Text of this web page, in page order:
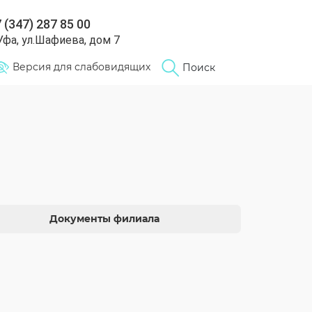
(347) 287 85 00
ул.Шафиева, дом 7
Поиск
Версия для слабовидящих
Документы филиала